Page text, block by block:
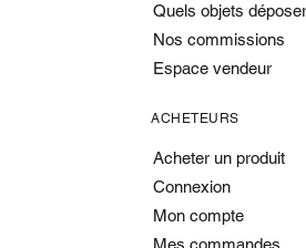
Quels objets
Nos commissions
Espace vendeur
ACHETEURS
Acheter un produit
Connexion
Mon compte